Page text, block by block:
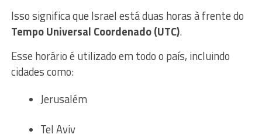
Isso significa que Israel está duas horas à frente do
Tempo Universal Coordenado (UTC).
Esse horário é utilizado em todo o país, incluindo
cidades como:
Jerusalém
Tel Aviv